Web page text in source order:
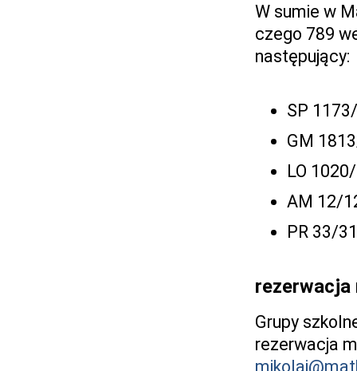
W sumie w
czego 789
następujący:
SP
GM
LO
AM 12/
PR 33/
Grupy
rezerwacja